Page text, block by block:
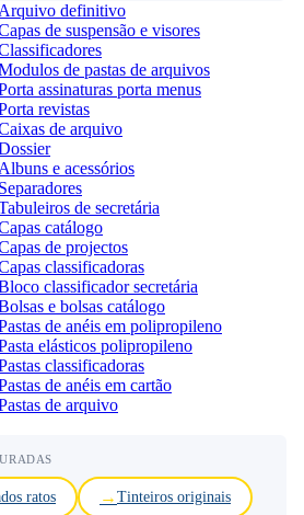
Arquivo definitivo
de suspensão e visores
de pastas de arquivos
assinaturas porta menus
revistas
de arquivo
Albuns e acessórios
Separadores
de secretária
catálogo
de projectos
classificadoras
classificador secretária
e bolsas catálogo
de anéis em polipropileno
elásticos polipropileno
classificadoras
de anéis em cartão
de arquivo
ratos Tinteiros originais